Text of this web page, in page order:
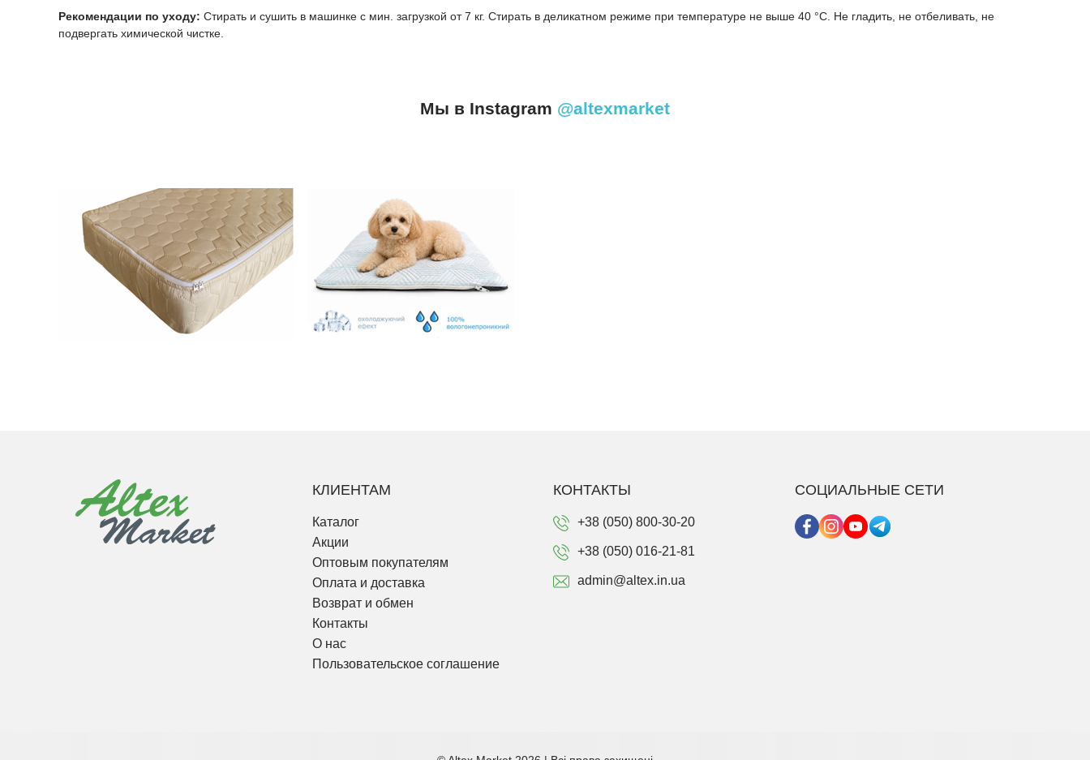
Рекомендации по уходу: Cтирать и сушить в машинке с мин. загрузкой от 7 кг. Стирать в деликатном режиме при температуре не выше 40 °C. Не гладить, не отбеливать, не
подвергать химической чистке.
Мы в Instagram @altexmarket
КЛИЕНТАМ
Каталог
Акции
Оптовым покупателям
Оплата и доставка
Возврат и обмен
Контакты
О нас
Пользовательское соглашение
КОНТАКТЫ
+38 (050) 800-30-20
+38 (050) 016-21-81
admin@altex.in.ua
СОЦИАЛЬНЫЕ СЕТИ